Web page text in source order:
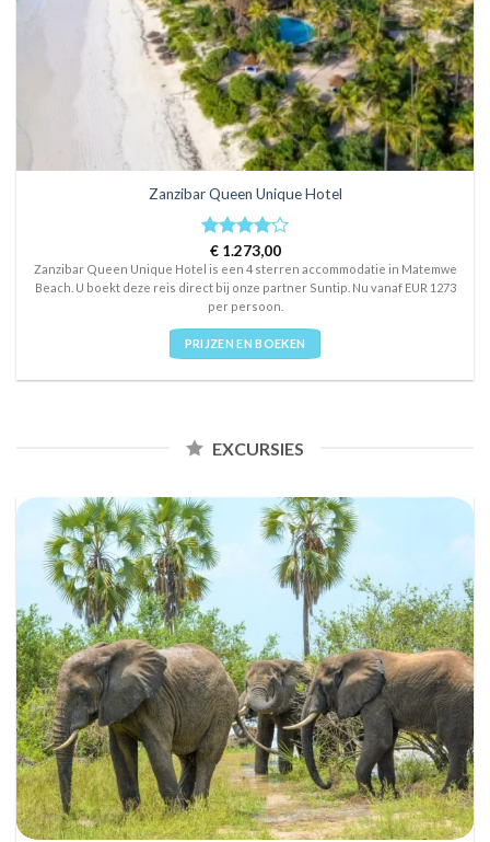
Zanzibar Queen Unique Hotel
Rated4
out of 5
€1.273,00
Zanzibar Queen Unique Hotel is een 4 sterren accommodatie in Matemwe
Beach. U boekt deze reis direct bij onze partner Suntip. Nu vanaf EUR 1273
per persoon.
PRIJZEN EN BOEKEN
EXCURSIES